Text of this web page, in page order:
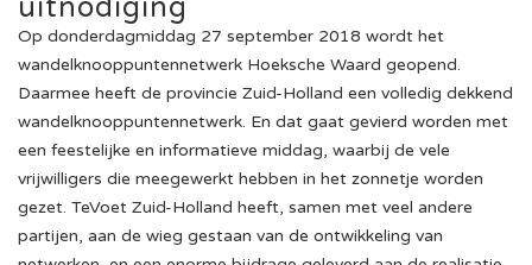
uitnodiging
Op donderdagmiddag 27 september 2018 wordt het
wandelknooppuntennetwerk Hoeksche Waard geopend.
Daarmee heeft de provincie Zuid-Holland een volledig dekkend
wandelknooppuntennetwerk. En dat gaat gevierd worden met
een feestelijke en informatieve middag, waarbij de vele
vrijwilligers die meegewerkt hebben in het zonnetje worden
gezet. TeVoet Zuid-Holland heeft, samen met veel andere
partijen, aan de wieg gestaan van de ontwikkeling van